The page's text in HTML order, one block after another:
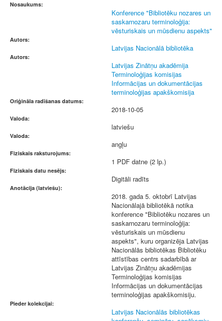
Nosaukums:
Konference "Bibliotēku nozares un
saskarnozaru terminoloģija:
vēsturiskais un mūsdienu aspekts"
Autors:
Latvijas Nacionālā bibliotēka
Autors:
Latvijas Zinātņu akadēmija
Terminoloģijas komisijas
Informācijas un dokumentācijas
terminoloģijas apakškomisija
Oriģināla radīšanas datums:
2018-10-05
Valoda:
latviešu
Valoda:
angļu
Fiziskais raksturojums:
1 PDF datne (2 lp.)
Fiziskais datu nesējs:
Digitāli radīts
Anotācija (latviešu):
2018. gada 5. oktobrī Latvijas
Nacionālajā bibliotēkā notika
konference "Bibliotēku nozares un
saskarnozaru terminoloģija:
vēsturiskais un mūsdienu
aspekts", kuru organizēja Latvijas
Nacionālās bibliotēkas Bibliotēku
attīstības centrs sadarbībā ar
Latvijas Zinātņu akadēmijas
Terminoloģijas komisijas
Informācijas un dokumentācijas
terminoloģijas apakškomisiju.
Pieder kolekcijai:
Latvijas Nacionālās bibliotēkas